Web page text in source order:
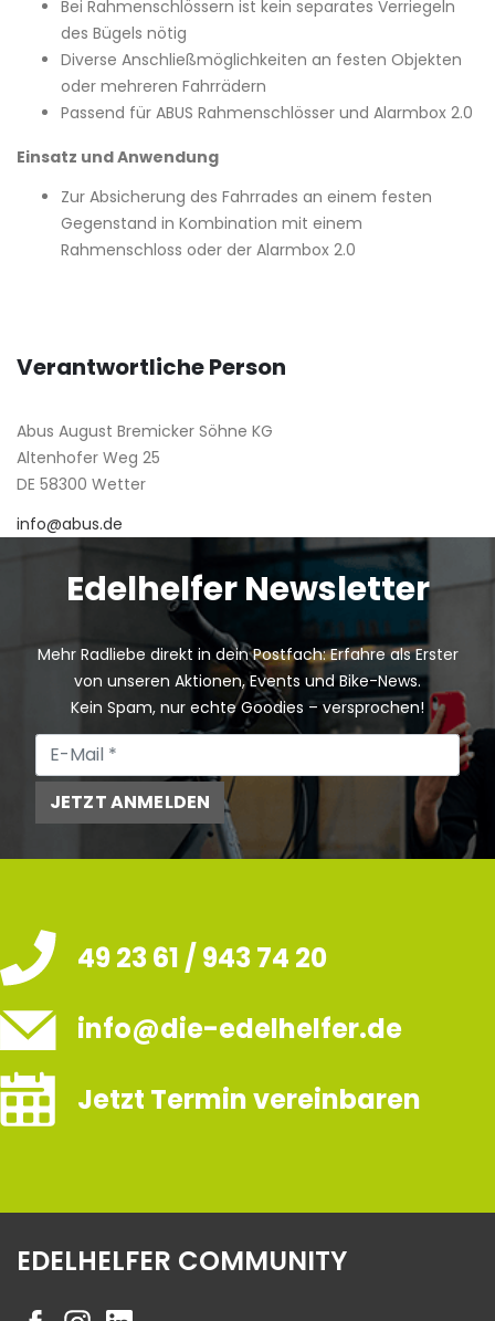
Bei Rahmenschlössern ist kein separates Verriegeln
des Bügels nötig
Diverse Anschließmöglichkeiten an festen Objekten
oder mehreren Fahrrädern
Passend für ABUS Rahmenschlösser und Alarmbox 2.0
Einsatz und Anwendung
Zur Absicherung des Fahrrades an einem festen
Gegenstand in Kombination mit einem
Rahmenschloss oder der Alarmbox 2.0
Verantwortliche Person
Abus August Bremicker Söhne KG
Altenhofer Weg 25
DE 58300 Wetter
info@abus.de
Edelhelfer Newsletter
Mehr Radliebe direkt in dein Postfach: Erfahre als Erster
von unseren Aktionen, Events und Bike-News.
Kein Spam, nur echte Goodies – versprochen!
JETZT ANMELDEN
49 23 61 / 943 74 20
info@die-edelhelfer.de
Jetzt Termin vereinbaren
EDELHELFER COMMUNITY